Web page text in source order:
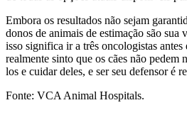
Embora os resultados não sejam
donos de animais de estimação são sua
isso significa ir a três oncologistas
realmente sinto que os cães não pedem
los e cuidar deles, e ser seu defensor é
Fonte: VCA Animal Hospitals.